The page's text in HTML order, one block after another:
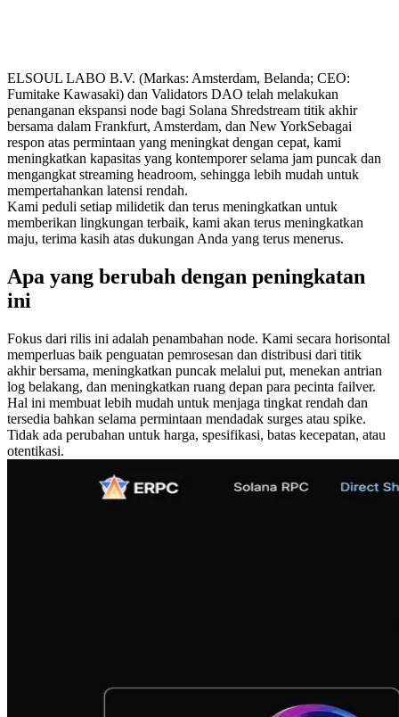
ELSOUL LABO B.V. (Markas: Amsterdam, Belanda; CEO:
Fumitake Kawasaki) dan Validators DAO telah melakukan
penanganan ekspansi node bagi Solana Shredstream titik akhir
bersama dalam Frankfurt, Amsterdam, dan New YorkSebagai
respon atas permintaan yang meningkat dengan cepat, kami
meningkatkan kapasitas yang kontemporer selama jam puncak dan
mengangkat streaming headroom, sehingga lebih mudah untuk
mempertahankan latensi rendah.
Kami peduli setiap milidetik dan terus meningkatkan untuk
memberikan lingkungan terbaik, kami akan terus meningkatkan
maju, terima kasih atas dukungan Anda yang terus menerus.
Apa yang berubah dengan peningkatan
ini
Fokus dari rilis ini adalah penambahan node. Kami secara horisontal
memperluas baik penguatan pemrosesan dan distribusi dari titik
akhir bersama, meningkatkan puncak melalui put, menekan antrian
log belakang, dan meningkatkan ruang depan para pecinta failver.
Hal ini membuat lebih mudah untuk menjaga tingkat rendah dan
tersedia bahkan selama permintaan mendadak surges atau spike.
Tidak ada perubahan untuk harga, spesifikasi, batas kecepatan, atau
otentikasi.